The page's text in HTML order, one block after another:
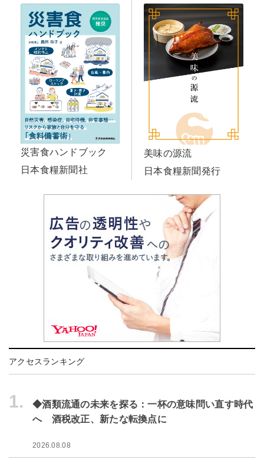
災害食ハンドブック
日本食糧新聞社
美味の源流
日本食糧新聞発行
アクセスランキング
1.
◆酒類流通の未来を探る：一杯の意味問い直す時代
へ 酒税改正、新たな転換点に
2026.08.08